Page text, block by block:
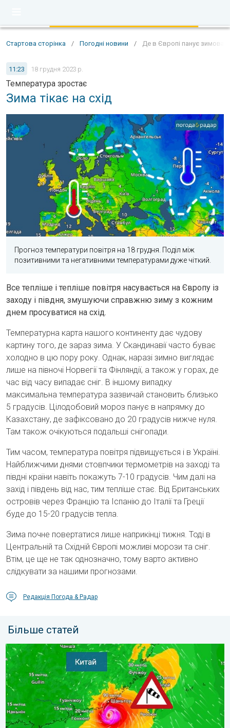
Стартова сторінка / Погодні новини / Де в Європі панує зимова
11:23 18 грудня 2023 р.
Температура зростає
Зима тікає на схід
Прогноз температури повітря на 18 грудня. Поділ між
позитивними та негативними температурами дуже чіткий.
Все тепліше і тепліше повітря насувається на Європу із
заходу і півдня, змушуючи справжню зиму з кожним
днем просуватися на схід.
Температурна карта нашого континенту дає чудову
картину того, де зараз зима. У Скандинавії часто буває
холодно в цю пору року. Однак, наразі зимно виглядає
лише на півночі Норвегії та Фінляндії, а також у горах, де
час від часу випадає сніг. В іншому випадку
максимальна температура зазвичай становить близько
5 градусів. Цілодобовий мороз панує в напрямку до
Казахстану, де зафіксовано до 20 градусів нижче нуля.
Там також очікуються подальші снігопади.
Тим часом, температура повітря підвищується і в Україні.
Найближчими днями стовпчики термометрів на заході та
півдні країни навіть покажуть 7-10 градусів. Чим далі на
захід і південь від нас, тим тепліше стає. Від Британських
островів через Францію та Іспанію до Італії та Греції
буде до 15-20 градусів тепла.
Зима почне повертатися лише наприкінці тижня. Тоді в
Центральній та Східній Європі можливі морози та сніг.
Втім, це ще не так однозначно, тому варто активно
слідкувати за нашими прогнозами.
Редакція Погода & Радар
Більше статей
Попередження про тайфун для Китаю. До 500 літрів дощу.